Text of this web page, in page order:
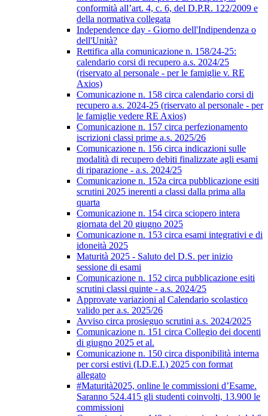
conformità all’art. 4, c. 6, del D.P.R. 122/2009 e
della normativa collegata
Independence day - Giorno dell'Indipendenza o
dell'Unità?
Rettifica alla comunicazione n. 158/24-25:
calendario corsi di recupero a.s. 2024/25
(riservato al personale - per le famiglie v. RE
Axios)
Comunicazione n. 158 circa calendario corsi di
recupero a.s. 2024-25 (riservato al personale - per
le famiglie vedere RE Axios)
Comunicazione n. 157 circa perfezionamento
iscrizioni classi prime a.s. 2025/26
Comunicazione n. 156 circa indicazioni sulle
modalità di recupero debiti finalizzate agli esami
di riparazione - a.s. 2024/25
Comunicazione n. 152a circa pubblicazione esiti
scrutini 2025 inerenti a classi dalla prima alla
quarta
Comunicazione n. 154 circa sciopero intera
giornata del 20 giugno 2025
Comunicazione n. 153 circa esami integrativi e di
idoneità 2025
Maturità 2025 - Saluto del D.S. per inizio
sessione di esami
Comunicazione n. 152 circa pubblicazione esiti
scrutini classi quinte - a.s. 2024/25
Approvate variazioni al Calendario scolastico
valido per a.s. 2025/26
Avviso circa prosieguo scrutini a.s. 2024/2025
Comunicazione n. 151 circa Collegio dei docenti
di giugno 2025 et al.
Comunicazione n. 150 circa disponibilità interna
per corsi estivi (I.D.E.I.) 2025 con format
allegato
#Maturità2025, online le commissioni d’Esame.
Saranno 524.415 gli studenti coinvolti, 13.900 le
commissioni